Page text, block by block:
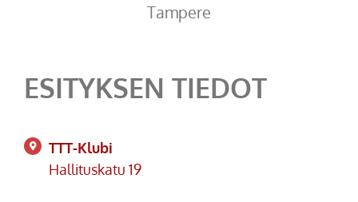
Tampere
ESITYKSEN TIEDOT
TTT-Klubi
Hallituskatu 19